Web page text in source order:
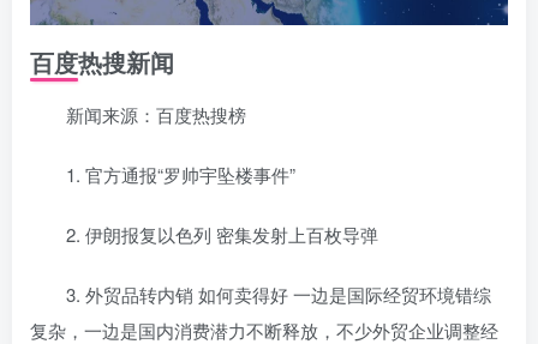
百度热搜新闻
新闻来源：百度热搜榜
1. 官方通报“罗帅宇坠楼事件”
2. 伊朗报复以色列 密集发射上百枚导弹
3. 外贸品转内销 如何卖得好 一边是国际经贸环境错综
复杂，一边是国内消费潜力不断释放，不少外贸企业调整经